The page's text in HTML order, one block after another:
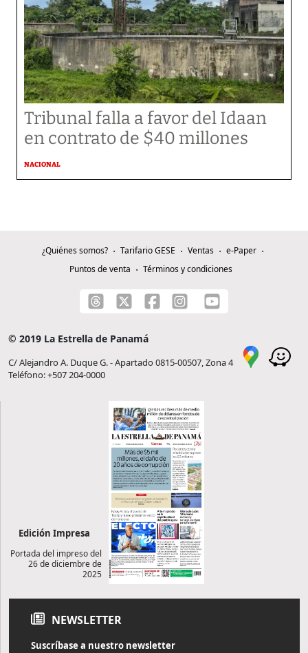
Tribunal falla a favor del Idaan
en contrato de $40 millones
NACIONAL
¿Quiénes somos? Tarifario GESE Ventas
e-Paper
Puntos de venta
Términos y condiciones
© 2019 La Estrella de Panamá
C/ Alejandro A. Duque G. - Apartado 0815-00507, Zona 4
Teléfono: +507 204-0000
Edición Impresa
Portada del impreso del
26 de diciembre de
2025
NEWSLETTER
Suscríbase a nuestro newsletter